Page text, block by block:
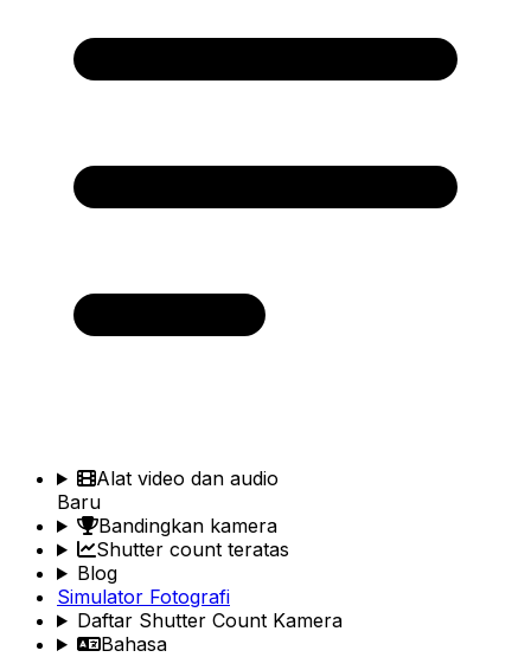
Alat video dan audio
Baru
Bandingkan kamera
Shutter count teratas
Blog
Simulator Fotografi
Daftar Shutter Count Kamera
Bahasa